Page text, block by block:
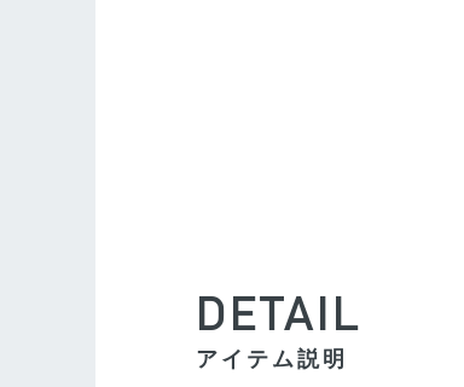
DETAIL
アイテム説明